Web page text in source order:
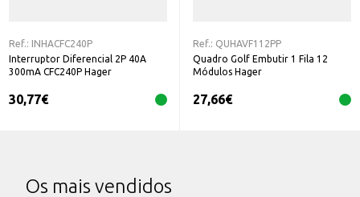
Ref.:
INHACFC240P
Interruptor Diferencial 2P 40A
300mA CFC240P Hager
30,77€
Ref.: QUHAVF112PP
Quadro Golf Embutir 1 Fila 12
Módulos Hager
27,66€
Os mais vendidos